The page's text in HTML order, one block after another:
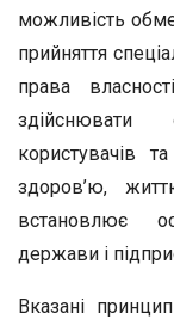
можливість
прийняття
права
здійснювати
користувачів
здоров’ю,
встановлює
держави і
Вказані